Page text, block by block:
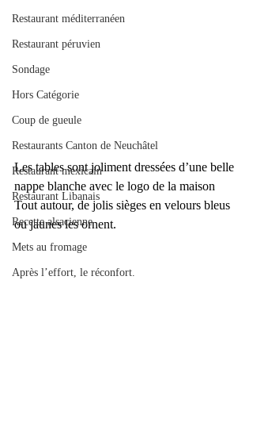
Restaurant méditerranéen
Restaurant péruvien
Sondage
Hors Catégorie
Coup de gueule
Restaurants Canton de Neuchâtel
Restaurant mexicain
Restaurant Libanais
Recette alsacienne
Mets au fromage
Après l’effort, le réconfort.
Les tables sont joliment dressées d’une belle
nappe blanche avec le logo de la maison
Tout autour, de jolis sièges en velours bleus
ou jaunes les ornent.